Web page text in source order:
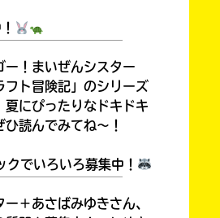
ー！まいぜんシスター
フト冒険記」のシリーズ
にぴったりなドキドキ
読んでみてね～！
クでいろいろ募集中！
＋あさばみゆきさん、